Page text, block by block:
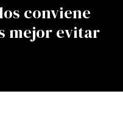
conviene
mejor evitar